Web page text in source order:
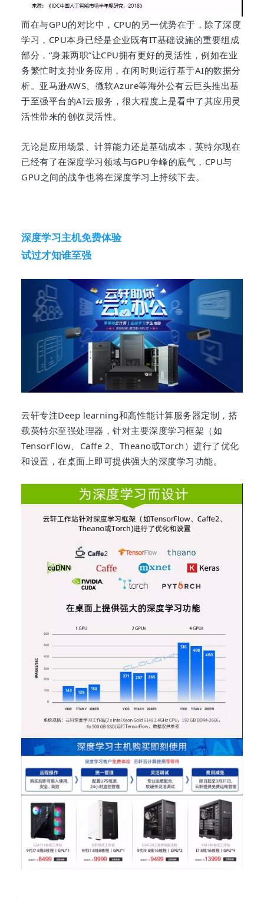
而在与GPU的对比中，CPU的另一优势在于，除了深度
学习，CPU本身已经是企业既有IT基础设施的重要组成
部分，“身兼两职”让CPU拥有更好的灵活性，例如在业
务繁忙时支持业务应用，在闲时则运行基于AI的数据分
析。亚马逊AWS、微软Azure等海外公有云巨头推出基
于至强平台的AI云服务，很大程度上是看中了其应用灵
活性带来的创收灵活性。
无论是应用场景、计算能力还是基础成本，英特尔现在
已经有了在深度学习领域与GPU争峰的底气，CPU与
GPU之间的战争也将在深度学习上持续下去。
深度学习主机免费体验
试过才知谁至强
云轩专注Deep learning和高性能计算服务器定制，搭
载英特尔至强处理器，针对主要深度学习框架（如
TensorFlow、Caffe 2、Theano或Torch）进行了优化
和设置，在桌面上即可提供强大的深度学习功能。